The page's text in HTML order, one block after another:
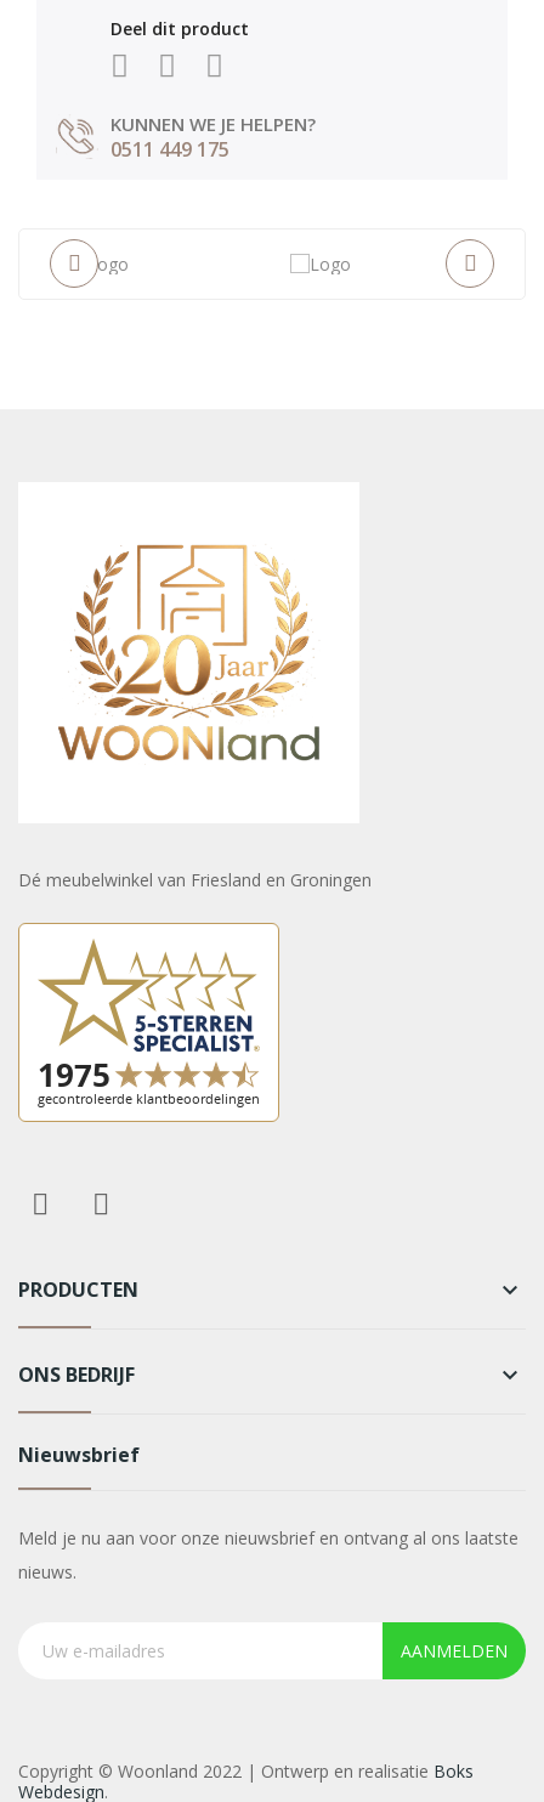
Deel dit product
KUNNEN WE JE HELPEN?
0511 449 175
Dé meubelwinkel van Friesland en Groningen
PRODUCTEN keyboard_arrow_down
ONS BEDRIJF keyboard_arrow_down
Nieuwsbrief
Meld je nu aan voor onze nieuwsbrief en ontvang al ons laatste
nieuws.
AANMELDEN
Copyright © Woonland 2022 | Ontwerp en realisatie Boks
Webdesign.